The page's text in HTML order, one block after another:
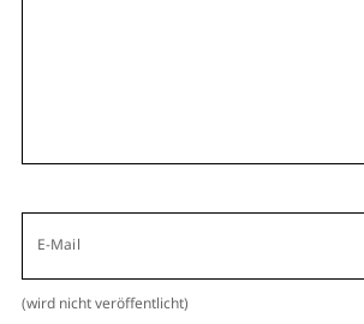
E-Mail
(wird nicht veröffentlicht)